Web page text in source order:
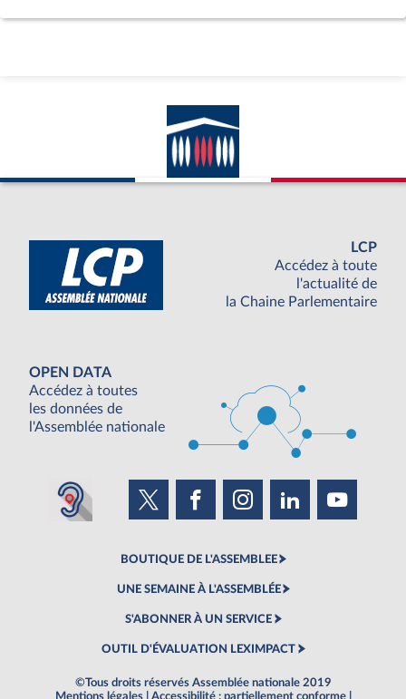
LCP
Accédez à toute
l'actualité de
la Chaine Parlementaire
OPEN DATA
Accédez à toutes
les données de
l'Assemblée nationale
BOUTIQUE DE L'ASSEMBLEE
UNE SEMAINE À L'ASSEMBLÉE
S'ABONNER À UN SERVICE
OUTIL D'ÉVALUATION LEXIMPACT
©Tous droits réservés Assemblée nationale 2019
Mentions légales
Accessibilité : partiellement conforme